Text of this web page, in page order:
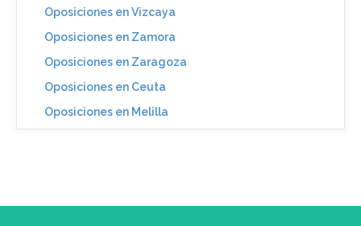
Oposiciones en Vizcaya
Oposiciones en Zamora
Oposiciones en Zaragoza
Oposiciones en Ceuta
Oposiciones en Melilla